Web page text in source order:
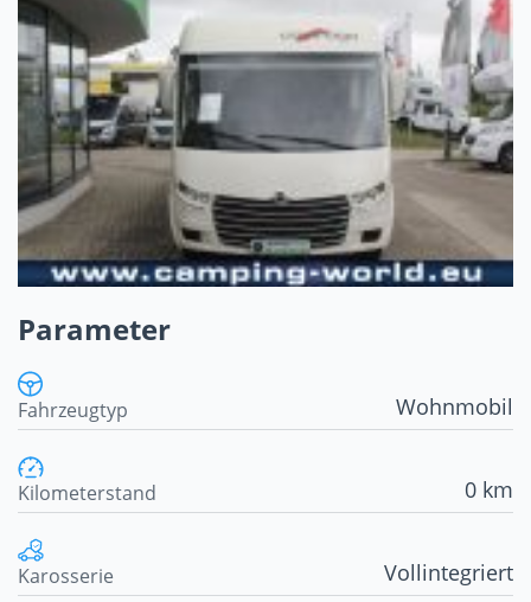
Parameter
Fahrzeugtyp Wohnmobil
Kilometerstand 0 km
Karosserie Vollintegriert